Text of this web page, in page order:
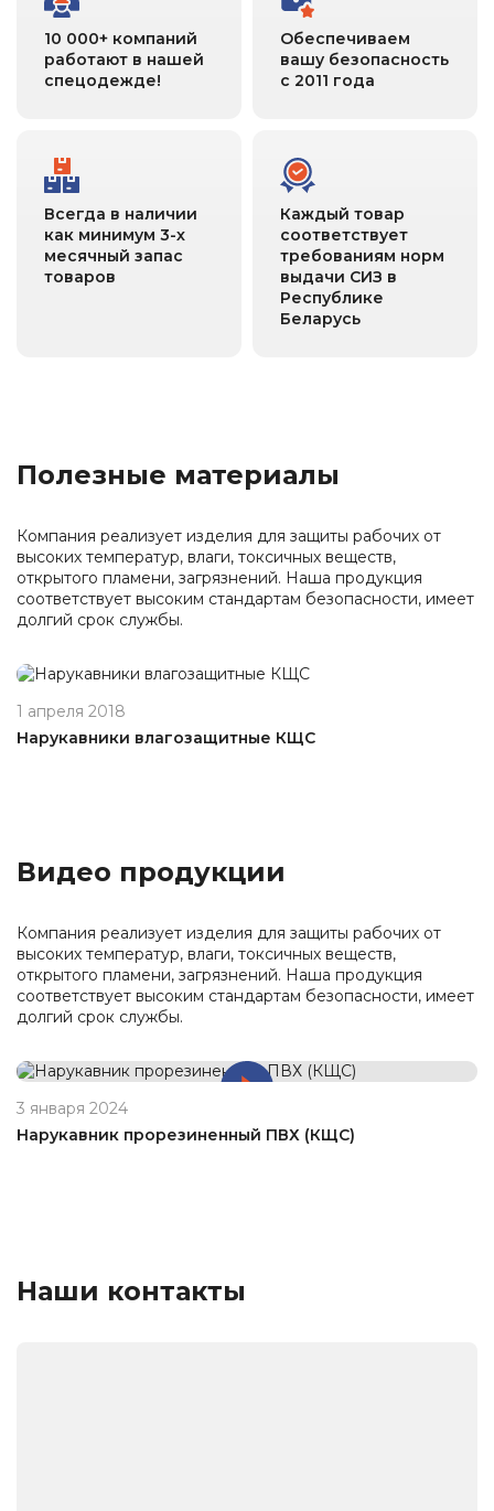
10 000+ компаний
работают в нашей
спецодежде!
Обеспечиваем
вашу безопасность
с 2011 года
Всегда в наличии
как минимум 3-х
месячный запас
товаров
Каждый товар
соответствует
требованиям норм
выдачи СИЗ в
Республике
Беларусь
Полезные материалы
Компания реализует изделия для защиты рабочих от
высоких температур, влаги, токсичных веществ,
открытого пламени, загрязнений. Наша продукция
соответствует высоким стандартам безопасности, имеет
долгий срок службы.
1 апреля 2018
Нарукавники влагозащитные КЩС
Видео продукции
Компания реализует изделия для защиты рабочих от
высоких температур, влаги, токсичных веществ,
открытого пламени, загрязнений. Наша продукция
соответствует высоким стандартам безопасности, имеет
долгий срок службы.
3 января 2024
Нарукавник прорезиненный ПВХ (КЩС)
Наши контакты